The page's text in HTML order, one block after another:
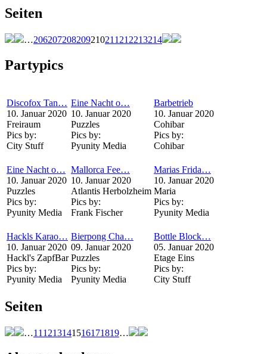
Seiten
…206207208209210211 212213214
Partypics
Discofox Tan…
10. Januar 2020
Freiraum
Pics by:
City Stuff
Eine Nacht o…
10. Januar 2020
Puzzles
Pics by:
Pyunity Media
Barbetrieb
10. Januar 2020
Cohibar
Pics by:
Cohibar
Eine Nacht o…
10. Januar 2020
Puzzles
Pics by:
Pyunity Media
Mallorca Fee…
10. Januar 2020
Atlantis Herbolzheim
Pics by:
Frank Fischer
Marias Frida…
10. Januar 2020
Maria
Pics by:
Pyunity Media
Hackls Karao…
10. Januar 2020
Hackl's ZapfBar
Pics by:
Pyunity Media
Bierpong Cha…
09. Januar 2020
Puzzles
Pics by:
Pyunity Media
Bottle Block…
05. Januar 2020
Etage Eins
Pics by:
City Stuff
Seiten
…11 1213141516171819…